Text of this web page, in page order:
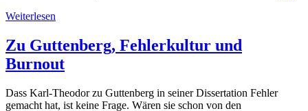
Weiterlesen
Zu Guttenberg, Fehlerkultur und
Burnout
Dass Karl-Theodor zu Guttenberg in seiner Dissertation Fehler
gemacht hat, ist keine Frage. Wären sie schon von den